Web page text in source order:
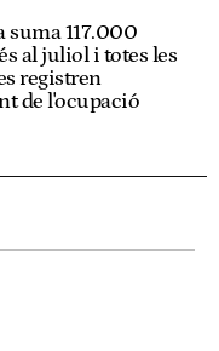
suma 117.000
al juliol i totes les
registren
de l'ocupació